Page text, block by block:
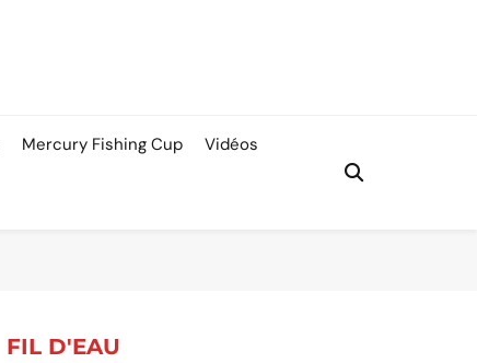
Mercury Fishing Cup Vidéos
FIL D'EAU